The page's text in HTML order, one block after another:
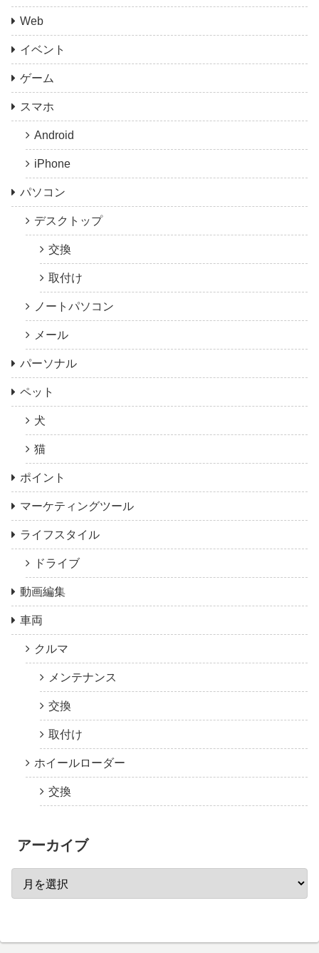
Web
イベント
ゲーム
スマホ
Android
iPhone
パソコン
デスクトップ
交換
取付け
ノートパソコン
メール
パーソナル
ペット
犬
猫
ポイント
マーケティングツール
ライフスタイル
ドライブ
動画編集
車両
クルマ
メンテナンス
交換
取付け
ホイールローダー
交換
アーカイブ